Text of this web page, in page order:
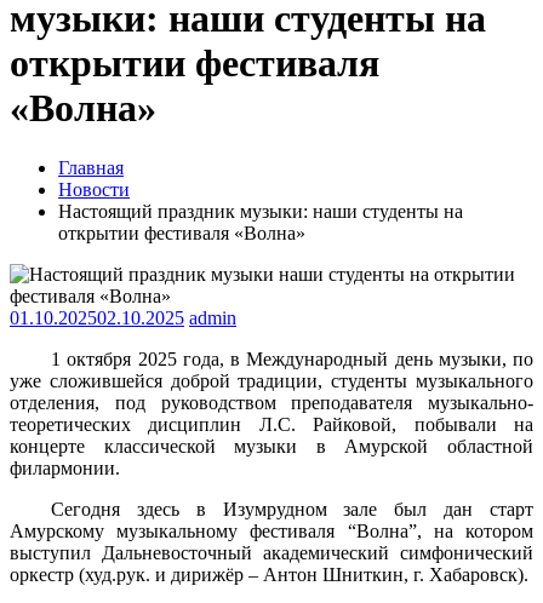
музыки: наши студенты на
открытии фестиваля
«Волна»
Главная
Новости
Настоящий праздник музыки: наши студенты на
открытии фестиваля «Волна»
01.10.202502.10.2025 admin
1 октября 2025 года, в Международный день музыки, по
уже сложившейся доброй традиции, студенты музыкального
отделения, под руководством преподавателя музыкально-
теоретических дисциплин Л.С. Райковой, побывали на
концерте классической музыки в Амурской областной
филармонии.
Сегодня здесь в Изумрудном зале был дан старт
Амурскому музыкальному фестиваля “Волна”, на котором
выступил Дальневосточный академический симфонический
оркестр (худ.рук. и дирижёр – Антон Шниткин, г. Хабаровск).